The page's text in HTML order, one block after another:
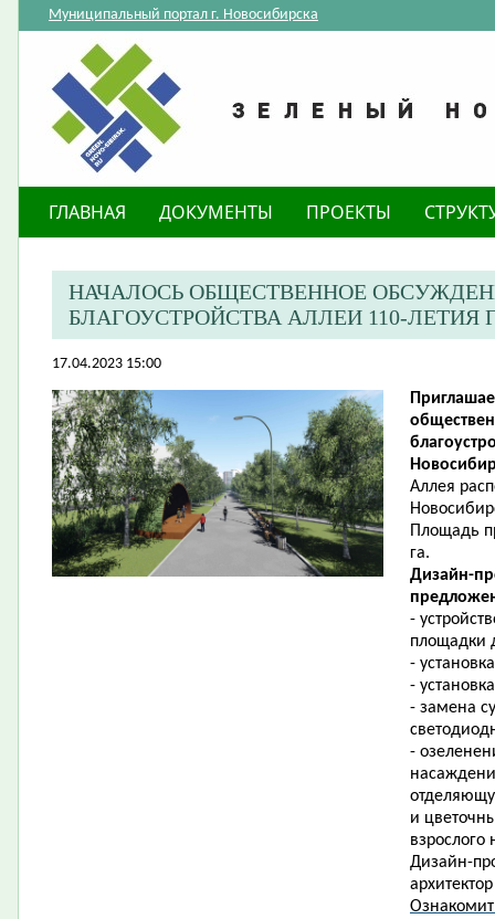
Муниципальный портал г. Новосибирска
ГЛАВНАЯ ДОКУМЕНТЫ ПРОЕКТЫ
НАЧАЛОСЬ ОБЩЕСТВЕННОЕ
БЛАГОУСТРОЙСТВА АЛЛЕИ 110-ЛЕТИЯ
17.04.2023 15:00
Аллея
Площадь
га.
Дизайн-
-
площадки
-
-
- замена
-
и
взрослого
Дизайн-